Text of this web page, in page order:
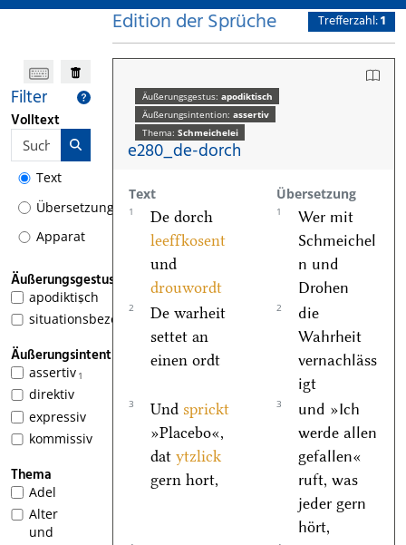
Filter
Volltext
Text
Übersetzung
Apparat
Äußerungsgestus
1
apodiktisch
situationsbezogen
Äußerungsintention
1
assertiv
direktiv
expressiv
kommissiv
Thema
Adel
Alter
und
Edition der Sprüche Trefferzahl:1
Äußerungsgestus: apodiktisch
Äußerungsintention: assertiv
Thema: Schmeichelei
e280_de-dorch
Text Übersetzung
1
De dorch
leeffkosent
und
drouwordt
1
Wer mit
Schmeichel
n und
Drohen
2
De warheit
settet an
einen ordt
2
die
Wahrheit
vernachläss
igt
3 Und sprickt
»Placebo«,
dat ytzlick
gern hort,
3
und »Ich
werde allen
gefallen«
ruft, was
jeder gern
hört,